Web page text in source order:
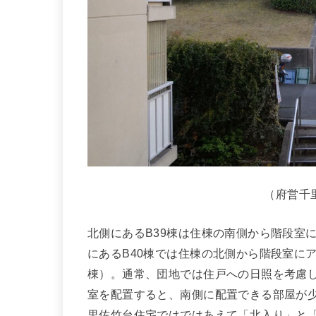
（府営
北側にあるB39棟は住棟の南側から階段室
にあるB40棟では住棟の北側から階段室に
棟）。通常、団地では住戸への日照を考慮
室を配置すると、南側に配置できる部屋が